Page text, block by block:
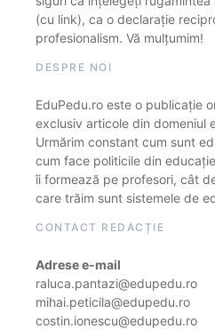
(cu link), ca o declarație
profesionalism. Vă mulțumim!
DESPRE NOI
EduPedu.ro este o publicație
exclusiv articole din domeniul
Urmărim constant cum sunt
cum face politicile din
îi formează pe profesori, cât
care trăim sunt sistemele de
CONTACT REDACȚIE
Adrese e-mail
raluca.pantazi@edupedu.ro
mihai.peticila@edupedu.ro
costin.ionescu@edupedu.ro